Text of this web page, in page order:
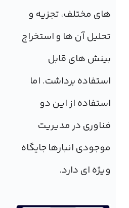
های مختلف، تجزیه و
تحلیل آن ها و استخراج
بینش های قابل
استفاده برداشت. اما
استفاده از این دو
فناوری در مدیریت
موجودی انبارها جایگاه
ویژه ای دارد.